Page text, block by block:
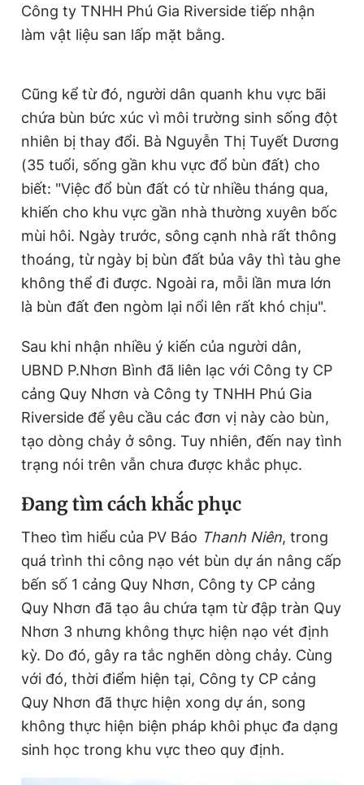
Công ty TNHH Phú Gia Riverside tiếp nhận
làm vật liệu san lấp mặt bằng.
Cũng kể từ đó, người dân quanh khu vực bãi
chứa bùn bức xúc vì môi trường sinh sống đột
nhiên bị thay đổi. Bà Nguyễn Thị Tuyết Dương
(35 tuổi, sống gần khu vực đổ bùn đất) cho
biết: "Việc đổ bùn đất có từ nhiều tháng qua,
khiến cho khu vực gần nhà thường xuyên bốc
mùi hôi. Ngày trước, sông cạnh nhà rất thông
thoáng, từ ngày bị bùn đất bủa vây thì tàu ghe
không thể đi được. Ngoài ra, mỗi lần mưa lớn
là bùn đất đen ngòm lại nổi lên rất khó chịu".
Sau khi nhận nhiều ý kiến của người dân,
UBND P.Nhơn Bình đã liên lạc với Công ty CP
cảng Quy Nhơn và Công ty TNHH Phú Gia
Riverside để yêu cầu các đơn vị này cào bùn,
tạo dòng chảy ở sông. Tuy nhiên, đến nay tình
trạng nói trên vẫn chưa được khắc phục.
Đang tìm cách khắc phục
Theo tìm hiểu của PV Báo Thanh Niên, trong
quá trình thi công nạo vét bùn dự án nâng cấp
bến số 1 cảng Quy Nhơn, Công ty CP cảng
Quy Nhơn đã tạo âu chứa tạm từ đập tràn Quy
Nhơn 3 nhưng không thực hiện nạo vét định
kỳ. Do đó, gây ra tắc nghẽn dòng chảy. Cùng
với đó, thời điểm hiện tại, Công ty CP cảng
Quy Nhơn đã thực hiện xong dự án, song
không thực hiện biện pháp khôi phục đa dạng
sinh học trong khu vực theo quy định.